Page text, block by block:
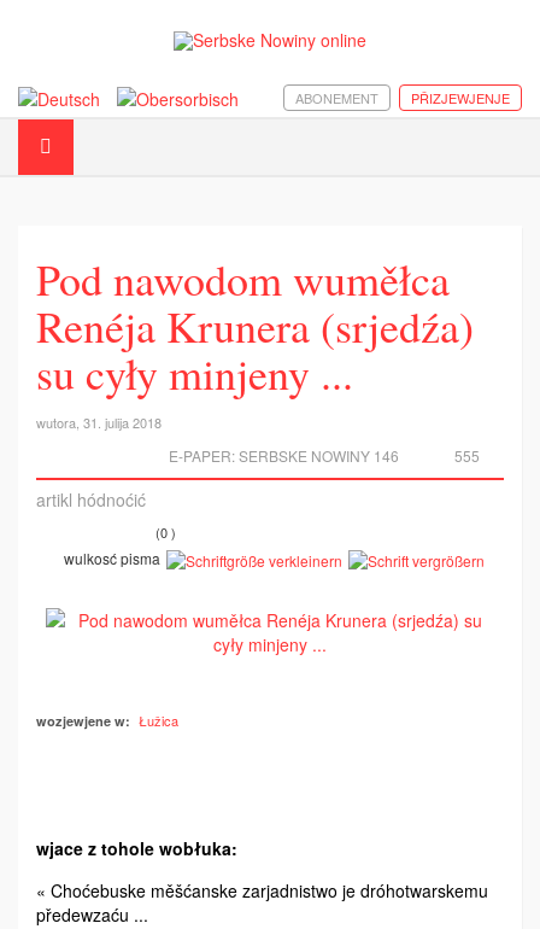
PŘIZJEWJENJE
ABONEMENT
Pod nawodom wuměłca
Renéja Krunera (srjedźa)
su cyły minjeny ...
wutora, 31. julija 2018
555
E-PAPER:SERBSKE NOWINY 146
artikl hódnoćić
(0 )
wulkosć pisma
wozjewjene w: Łužica
wjace z tohole wobłuka:
« Choćebuske měšćanske zarjadnistwo je dróhotwarskemu
předewzaću ...